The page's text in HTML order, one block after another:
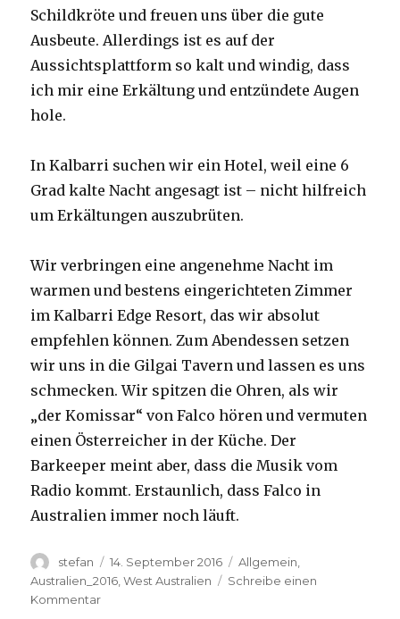
Schildkröte und freuen uns über die gute
Ausbeute. Allerdings ist es auf der
Aussichtsplattform so kalt und windig, dass
ich mir eine Erkältung und entzündete Augen
hole.
In Kalbarri suchen wir ein Hotel, weil eine 6
Grad kalte Nacht angesagt ist – nicht hilfreich
um Erkältungen auszubrüten.
Wir verbringen eine angenehme Nacht im
warmen und bestens eingerichteten Zimmer
im Kalbarri Edge Resort, das wir absolut
empfehlen können. Zum Abendessen setzen
wir uns in die Gilgai Tavern und lassen es uns
schmecken. Wir spitzen die Ohren, als wir
„der Komissar“ von Falco hören und vermuten
einen Österreicher in der Küche. Der
Barkeeper meint aber, dass die Musik vom
Radio kommt. Erstaunlich, dass Falco in
Australien immer noch läuft.
Autor
stefan
Veröffentlicht
am
14. September 2016 Kategorien
Allgemein
Australien_2016 ,West Australien
Schreibe einen
Kommentarzu